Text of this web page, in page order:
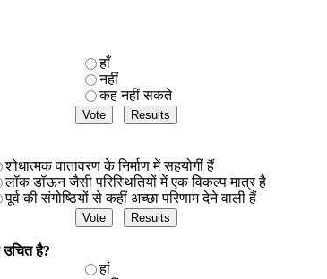
हाँ
नहीं
कह नहीं सकते
शोधात्मक वातावरण के निर्माण में सहयोगीं हैं
लॉक डॉऊन जैसी परिस्थितियों में एक विकल्प मात्र है
पूर्व की संगोष्ठियों से कहीं अच्छा परिणाम देने वाली हैं
उचित है?
हां